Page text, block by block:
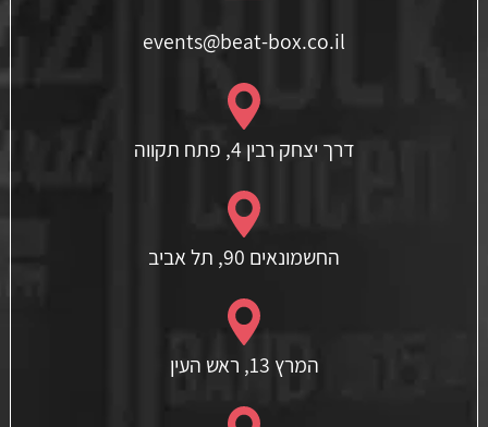
events@beat-box.co.il
דרך יצחק רבין 4, פתח תקווה
החשמונאים 90, תל אביב
המרץ 13, ראש העין